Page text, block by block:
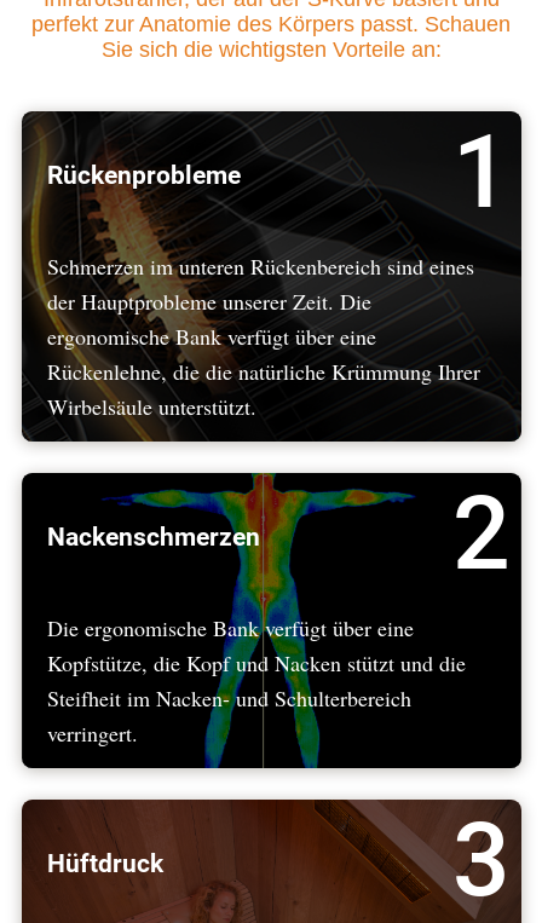
perfekt zur Anatomie des Körpers passt. Schauen
Sie sich die wichtigsten Vorteile an:
1
Rückenprobleme
Schmerzen im unteren Rückenbereich sind eines
der Hauptprobleme unserer Zeit. Die
ergonomische Bank verfügt über eine
Rückenlehne, die die natürliche Krümmung Ihrer
Wirbelsäule unterstützt.
2
Nackenschmerzen
Die ergonomische Bank verfügt über eine
Kopfstütze, die Kopf und Nacken stützt und die
Steifheit im Nacken- und Schulterbereich
verringert.
3
Hüftdruck